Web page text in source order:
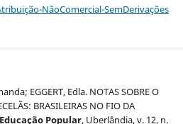
NãoComercial-SemDerivações
EGGERT, Edla. NOTAS SOBRE O
BRASILEIRAS NO FIO DA
Popular, Uberlândia, v. 12, n.